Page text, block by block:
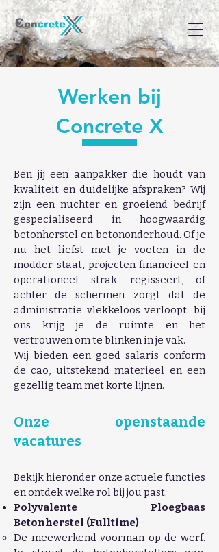
​Werken bij
Concrete X
Ben jij een aanpakker die houdt van
kwaliteit en duidelijke afspraken? Wij
zijn een nuchter en groeiend bedrijf
gespecialiseerd in hoogwaardig
betonherstel en betononderhoud. Of je
nu het liefst met je voeten in de
modder staat, projecten financieel en
operationeel strak regisseert, of
achter de schermen zorgt dat de
administratie vlekkeloos verloopt: bij
ons krijg je de ruimte en het
vertrouwen om te blinken in je vak.
Wij bieden een goed salaris conform
de cao, uitstekend materieel en een
gezellig team met korte lijnen.
Onze openstaande
vacatures
Bekijk hieronder onze actuele functies
en ontdek welke rol bij jou past:
Polyvalente Ploegbaas
Betonherstel (Fulltime)
De meewerkend voorman op de werf.